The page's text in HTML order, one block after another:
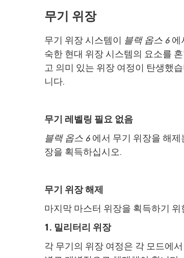
무기 위장
무기 위장 시스템이 블랙 옵스 6 에
숙한 현대 위장 시스템의 요소를
고 의미 있는 위장 여정이 탄생했
니다.
무기 레벨링 필요 없음
블랙 옵스 6 에서 무기 위장을 해
장을 획득하십시오.
무기 위장 해제
마지막 마스터 위장을 획득하기
1. 밀리터리 위장
각 무기의 위장 여정은 각 모드에